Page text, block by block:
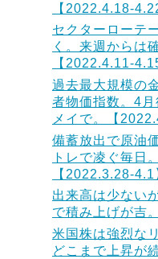
【2022.4.18-
セクターローテ
く。来週からは
【2022.4.11-
過去最大規模の
者物価指数。4
メイで。【
備蓄放出で原油
トレで凌ぐ毎日
【2022.3.28-4.1
出来高は少ない
で積み上げが吉
米国株は強烈な
どこまで上昇が